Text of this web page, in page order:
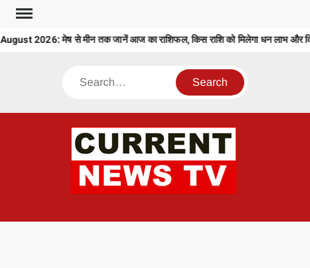
Skip
content2026: मेष से मीन तक जानें आज का राशिफल, किस राशि को मिलेगा धन लाभ और किसे
Search